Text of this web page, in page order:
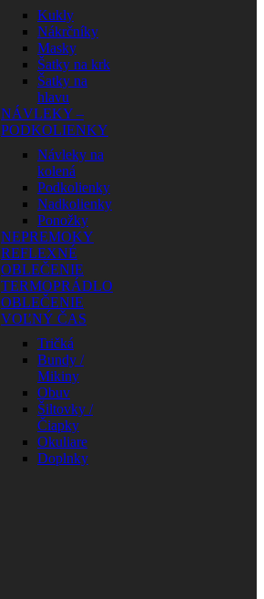
Kukly
Nákrčníky
Masky
Šatky na krk
Šatky na
hlavu
NÁVLEKY –
PODKOLIENKY
Návleky na
kolená
Podkolienky
Nadkolienky
Ponožky
NEPREMOKY
REFLEXNÉ
OBLEČENIE
TERMOPRÁDLO
OBLEČENIE
VOĽNÝ ČAS
Tričká
Bundy /
Mikiny
Obuv
Šiltovky /
Čiapky
Okuliare
Doplnky